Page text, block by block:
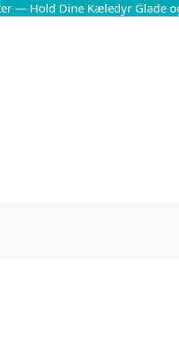
— Hold Dine Kæledyr Glade